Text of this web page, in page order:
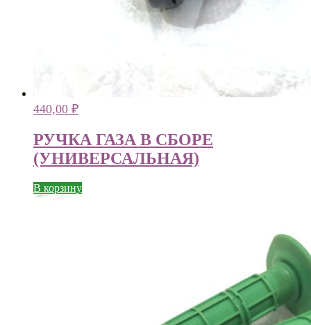
440,00 ₽
РУЧКА ГАЗА В СБОРЕ
(УНИВЕРСАЛЬНАЯ)
В корзину